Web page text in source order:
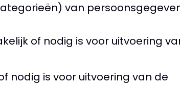
van
of nodig is voor uitvoering
nodig is voor uitvoering van de